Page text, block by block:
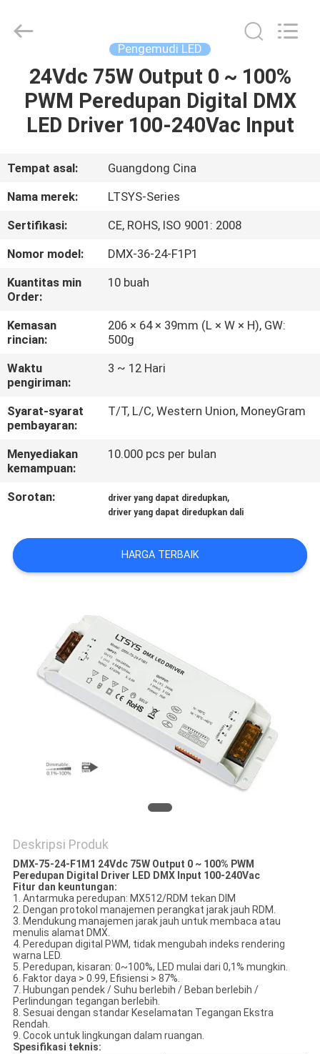
RUMAH
PRODUK
TENTANG
KAMI
TUR
PABRIK
KONTROL
KUALITAS
HUBUNGI
KAMI
BERITA
KASUS
SITEMAP
COMI
LIGHTING
Reserved.
Pengemudi LED
24Vdc 75W Output 0 ~ 100%
PWM Peredupan Digital DMX
LED Driver 100-240Vac Input
Tempat asal:
Guangdong Cina
Nama merek:
LTSYS-Series
Sertifikasi:
CE, ROHS, ISO 9001: 2008
Nomor model:
DMX-36-24-F1P1
Kuantitas min
Order:
10 buah
Kemasan
rincian:
206 × 64 × 39mm (L × W × H), GW:
500g
Waktu
pengiriman:
3 ~ 12 Hari
Syarat-syarat
pembayaran:
T/T, L/C, Western Union, MoneyGram
Menyediakan
kemampuan:
10.000 pcs per bulan
Sorotan: driver yang dapat diredupkan,
driver yang dapat diredupkan dali
HARGA TERBAIK
Deskripsi Produk
DMX-75-24-F1M1​​ 24Vdc 75W Output 0 ~ 100% PWM
Peredupan Digital Driver LED DMX Input 100-240Vac
Fitur dan keuntungan:
1. Antarmuka peredupan: MX512/RDM tekan DIM
2. Dengan protokol manajemen perangkat jarak jauh RDM.
3. Mendukung manajemen jarak jauh untuk membaca atau
menulis alamat DMX.
4. Peredupan digital PWM, tidak mengubah indeks rendering
warna LED.
5. Peredupan, kisaran: 0~100%, LED mulai dari 0,1% mungkin.
6. Faktor daya > 0.99, Efisiensi > 87%.
7. Hubungan pendek / Suhu berlebih / Beban berlebih /
Perlindungan tegangan berlebih.
8. Sesuai dengan standar Keselamatan Tegangan Ekstra
Rendah.
9. Cocok untuk lingkungan dalam ruangan.
Spesifikasi teknis: